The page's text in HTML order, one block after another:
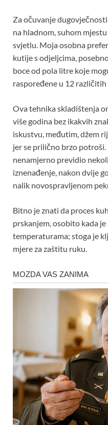
Za očuvanje
na hladnom, suhom
svjetlu. Moja osobna
kutije s odjeljcima,
boce od pola litre koje
raspoređene u 12
Ova tehnika skladištenja
više godina bez ikakvih
iskustvu, međutim, džem
jer se prilično brzo potroši.
nenamjerno previdio
iznenađenje, nakon dvije
nalik novospravljenom
Bitno je znati da proces
prskanjem, osobito kada
temperaturama; stoga je
mjere za zaštitu ruku.